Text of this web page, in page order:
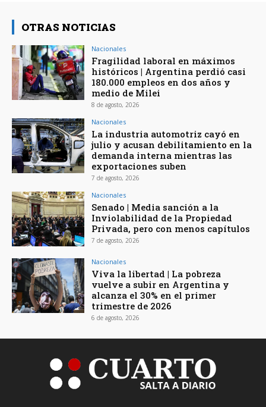
OTRAS NOTICIAS
Nacionales
Fragilidad laboral en máximos
históricos | Argentina perdió casi
180.000 empleos en dos años y
medio de Milei
8 de agosto, 2026
Nacionales
La industria automotriz cayó en
julio y acusan debilitamiento en la
demanda interna mientras las
exportaciones suben
7 de agosto, 2026
Nacionales
Senado | Media sanción a la
Inviolabilidad de la Propiedad
Privada, pero con menos capítulos
7 de agosto, 2026
Nacionales
Viva la libertad | La pobreza
vuelve a subir en Argentina y
alcanza el 30% en el primer
trimestre de 2026
6 de agosto, 2026